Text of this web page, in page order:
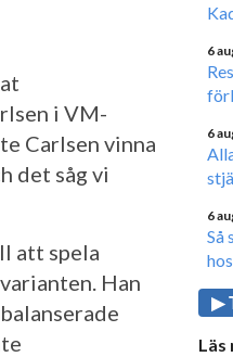
i VM-
Carlsen vinna
det såg vi
att spela
Han
6
6
6
Så
▶
Läs